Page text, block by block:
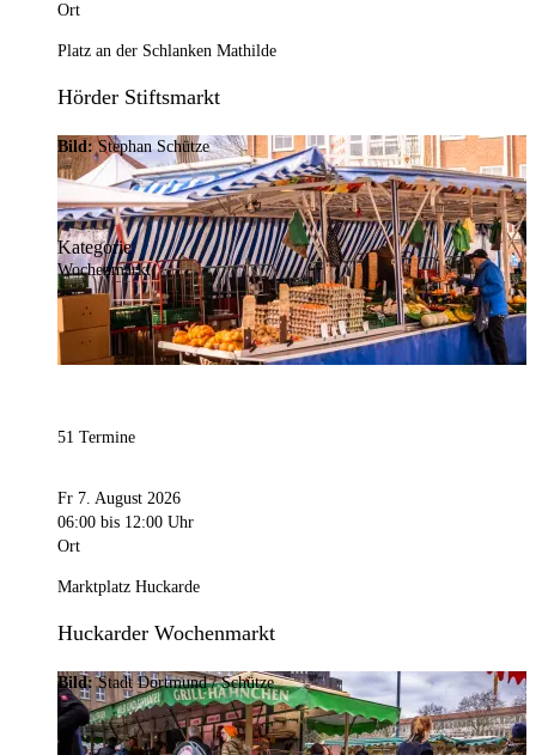
Ort
Platz an der Schlanken Mathilde
Hörder Stiftsmarkt
Bild:Stephan Schütze
Kategorie
Wochenmarkt
51 Termine
Fr 7. August 2026
06:00 bis 12:00 Uhr
Ort
Marktplatz Huckarde
Huckarder Wochenmarkt
Bild:Stadt Dortmund / Schütze